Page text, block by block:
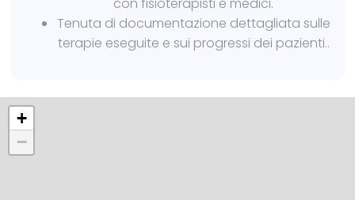
Tenuta di documentazione dettagliata sulle
terapie eseguite e sui progressi dei pazienti..
+
−